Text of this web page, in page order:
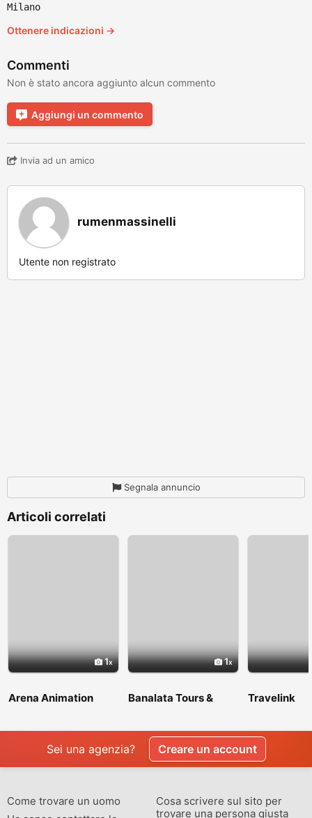
Milano
Ottenere indicazioni →
Commenti
Non è stato ancora aggiunto alcun commento
Aggiungi un commento
Invia ad un amico
rumenmassinelli
Utente non registrato
Segnala annuncio
Articoli correlati
1
Arena Animation
1
Banalata Tours &
Travelink
Sei una agenzia? Creare un account
Come trovare un uomo
Cosa scrivere sul sito per
trovare una persona giusta